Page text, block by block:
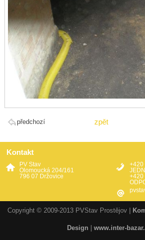
předchozí zpět
Kontakt
PV Stav
Olomoucká 204/161
796 07 Držovice
+420
+420
Copyright © 2009-2013 PVStav Prostějov |
Design www.inter-